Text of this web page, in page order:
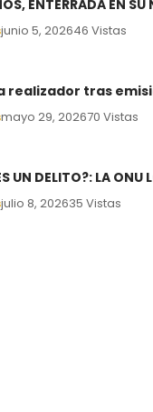
ENTERRADA EN SU
junio 5, 202646 Vistas
realizador tras
mayo 29, 202670 Vistas
UN DELITO?: LA
julio 8, 202635 Vistas